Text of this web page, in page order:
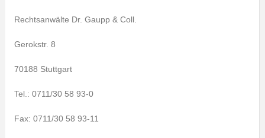
Rechtsanwälte Dr. Gaupp & Coll.
Gerokstr. 8
70188 Stuttgart
Tel.: 0711/30 58 93-0
Fax: 0711/30 58 93-11